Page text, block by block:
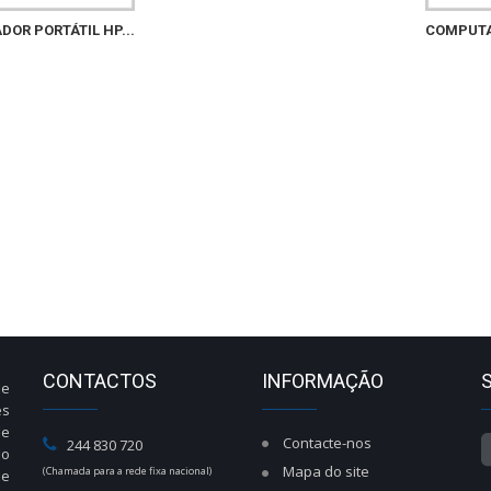
PORTÁTIL HP...
CONTACTOS
244 830 720
(Chamada para a rede fixa nacional)
INFORMAÇÃO
Contacte-nos
Mapa do site